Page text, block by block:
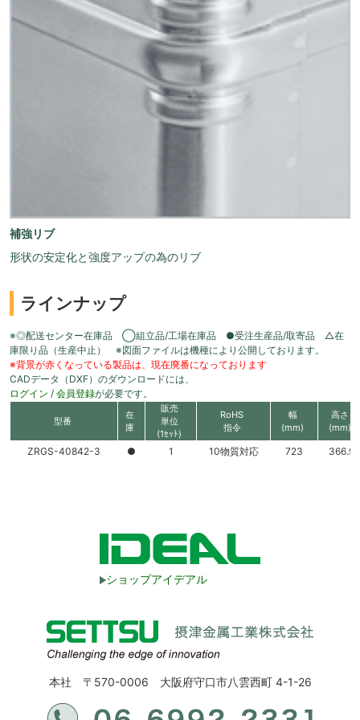
補強リブ
形状の安定化と強度アップの為のリブ
ラインナップ
※◎配送センター在庫品 ◯組立品/工場在庫品 ●受注生産品/取寄品 △在
庫限り品（生産中止） ※図面ファイルは機種により公開しております。
※背景が赤くなっている製品は、現在廃番になっております
CADデータ（DXF）のダウンロードには、
ログイン / 会員登録が必要です。
型番
在
庫
販売
単位
(1ｾｯﾄ)
RoHS
指令
幅
(mm)
高さ
(mm)
ZRGS-40842-3 ● 1 10物質対応 723 366.9
ショップアイデアル
本社 〒570-0006 大阪府守口市八雲西町 4-1-26